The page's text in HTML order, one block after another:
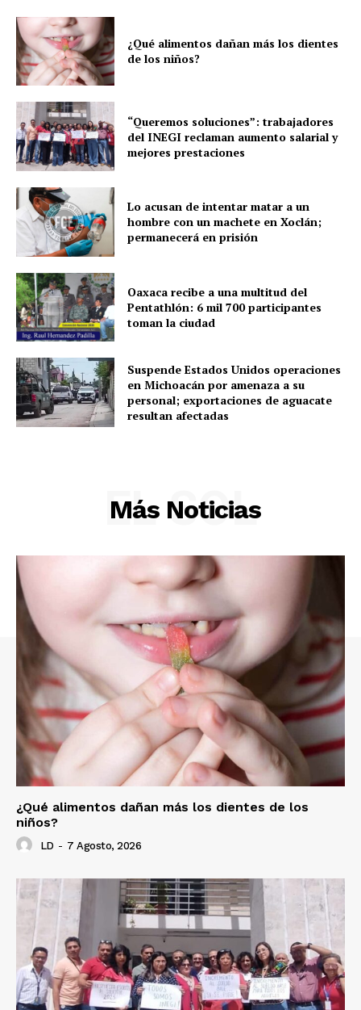
¿Qué alimentos dañan más los dientes
de los niños?
“Queremos soluciones”: trabajadores
del INEGI reclaman aumento salarial y
mejores prestaciones
Lo acusan de intentar matar a un
hombre con un machete en Xoclán;
permanecerá en prisión
Oaxaca recibe a una multitud del
Pentathlón: 6 mil 700 participantes
toman la ciudad
Suspende Estados Unidos operaciones
en Michoacán por amenaza a su
personal; exportaciones de aguacate
resultan afectadas
Más Noticias
EL SOL
¿Qué alimentos dañan más los dientes de los
niños?
LD - 7 Agosto, 2026